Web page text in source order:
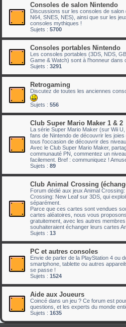
Consoles de salon Nintendo
Discussions sur les consoles de salon
N64, SNES, NES), ainsi que sur les
consoles mythiques !
Sujets : 5700
Consoles portables Nintendo
Les consoles portables (3DS, NDS,
Game & Watch) sont à l'honneur dans
Sujets : 3291
Retrogaming
Discutez de toutes les anciennes
Sujets : 556
Club Super Mario Maker 1 & 2
La série Super Mario Maker (sur Wii
fans de Nintendo de découvrir les
tous l'occasion de découvrir des
Avec le Club Super Mario Maker,
communauté PN, commentez un
facilement. Bref : communiquez !
Sujets : 89
Club Animal Crossing
Forum dédié aux jeux Animal
Crossing: New Leaf sur 3DS, qui
séparément.
Parce que ces cartes sont vendues
cartes aléatoires, nous vous
gratuitement, avec les autres
souhaiteraient échanger leurs cartes
Sujets : 13
PC et autres consoles
Envie de parler de la PlayStation 4 ou
smartphone, tablette ou autres
se passe !
Sujets : 1524
Aide aux Joueurs
Coincé dans un jeu ? Ce forum est
questions, et les experts du monde
Sujets : 1635